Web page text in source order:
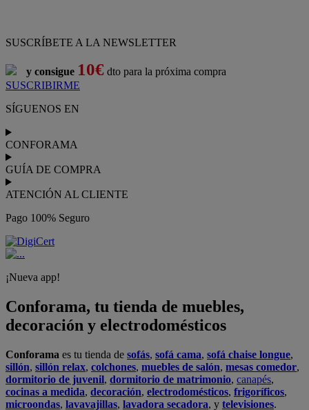
¡Nueva app!
Conforama, tu tienda de muebles,
decoración y electrodomésticos
Conforama
sillón,sillón relax,colchones
dormitorio de juvenil
cocinas a medida,decoración
Descubre nuestra amplia variedad de estilos en cualquier
para tu hogar,
espacio en el que vives gracias a nuestros
habitaciones,
escritorio. Además, podrás decorar tu casa con multitud de
artículos, tener el mejor ocio con los productos de
y aprovechar tu
en las épocas de buen tiempo. Conforama
realiza elservicio de envío a domicilio como recogida en tienda.
Podráscomprar onlineentre nuestra gama de más de 7.000
recibirlo en tu domicilio
No esperes más para crear o renovar tu
hogar y transformarlo en un espacio con mucho estilo. Conforama
tiene 300tiendas de mueblesfísicas distribuidas en6 países
distintos. Aproveche nuestras ofertas desofas baratos,colchones
baratosyliquidaciones de sofas.